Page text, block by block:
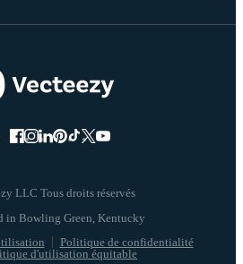
LLC Tous droits réservés
Politique de confidentialité
d'utilisation équitable